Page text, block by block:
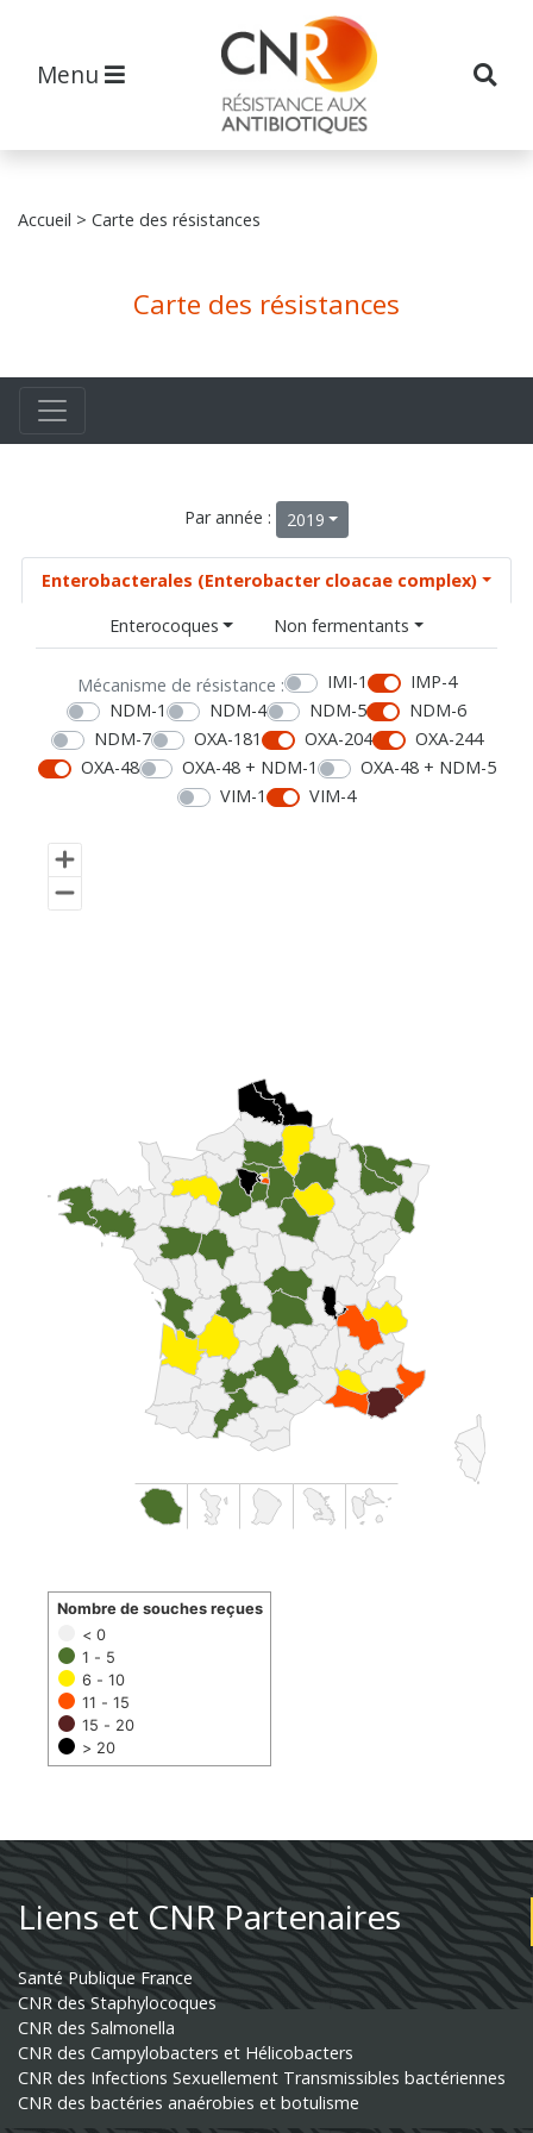
Menu
Accueil > Carte des résistances
Carte des résistances
Par année : 2019
Enterobacterales (Enterobacter cloacae complex)
Enterocoques
Non fermentants
Mécanisme de résistance : IMI-1
IMP-4
NDM-1
NDM-4 NDM-5
NDM-6
NDM-7
OXA-181 OXA-204
OXA-244
OXA-48
OXA-48 + NDM-1
OXA-48 + NDM-5
VIM-1
VIM-4
< 0
1 - 5
6 - 10
11 - 15
15 - 20
> 20
Nombre de souches reçues
Liens et CNR Partenaires
Santé Publique France
CNR des Staphylocoques
CNR des Salmonella
CNR des Campylobacters et Hélicobacters
CNR des Infections Sexuellement Transmissibles bactériennes
CNR des bactéries anaérobies et botulisme